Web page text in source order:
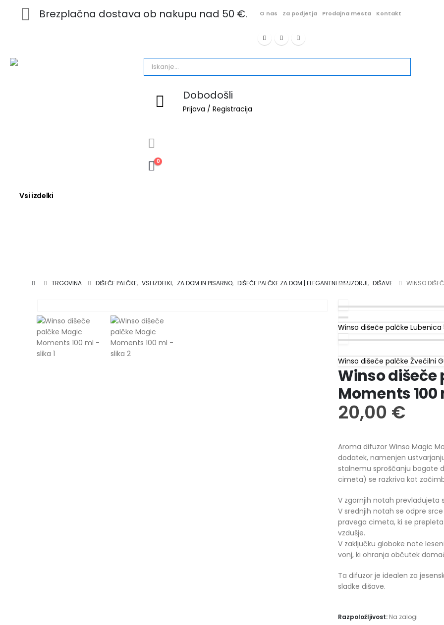
Brezplačna dostava ob nakupu nad 50 €. O nas Za podjetja Prodajna mesta Kontakt
Dobodošli
Prijava / Registracija
0
Vsi izdelki
TRGOVINA DIŠEČE PALČKE, VSI IZDELKI, ZA DOM IN PISARNO, DIŠEČE PALČKE ZA DOM | ELEGANTNI DIFUZORJI, DIŠAVE WINSO
Winso dišeče palčke Lubenica
Winso dišeče palčke Žvečilni
Winso
Moments 100
20,00 €
Aroma difuzor Winso Magic
dodatek, namenjen
stalnemu sproščanju bogate
cimeta) se razkriva kot
V zgornjih notah prevladujeta
V srednjih notah se odpre
pravega cimeta, ki se
vzdušje.
V zaključku globoke note
vonj, ki ohranja občutek
Ta difuzor je idealen za
sladke dišave.
Razpoložljivost: Na zalogi